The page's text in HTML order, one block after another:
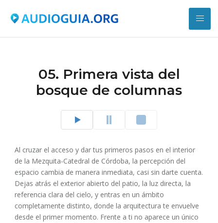
05. Primera vista del
bosque de columnas
Al cruzar el acceso y dar tus primeros pasos en el interior
de la Mezquita-Catedral de Córdoba, la percepción del
espacio cambia de manera inmediata, casi sin darte cuenta.
Dejas atrás el exterior abierto del patio, la luz directa, la
referencia clara del cielo, y entras en un ámbito
completamente distinto, donde la arquitectura te envuelve
desde el primer momento. Frente a ti no aparece un único